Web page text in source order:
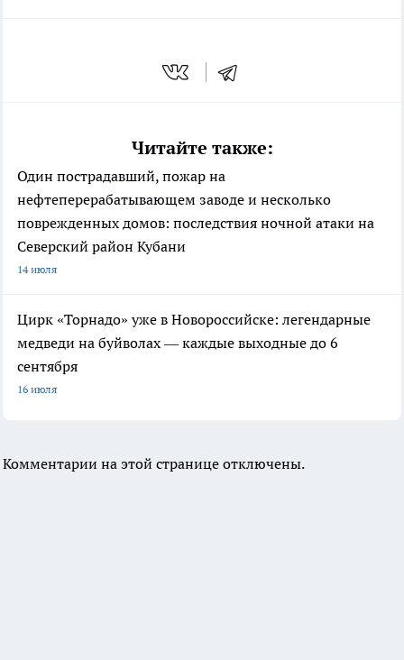
Читайте также:
Один пострадавший, пожар на
нефтеперерабатывающем заводе и несколько
поврежденных домов: последствия ночной атаки на
Северский район Кубани
14 июля
Цирк «Торнадо» уже в Новороссийске: легендарные
медведи на буйволах — каждые выходные до 6
сентября
16 июля
Комментарии на этой странице отключены.